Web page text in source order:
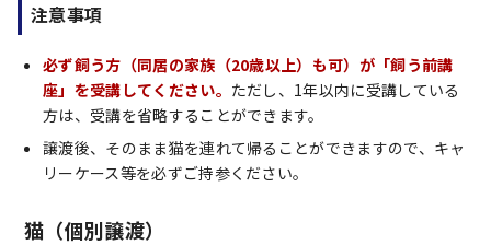
注意事項
必ず飼う方（同居の家族（20歳以上）も可）が「飼う前講
座」を受講してください。 ただし、1年以内に受講している
方は、受講を省略することができます。
譲渡後、そのまま猫を連れて帰ることができますので、キャ
リーケース等を必ずご持参ください。
猫（個別譲渡）